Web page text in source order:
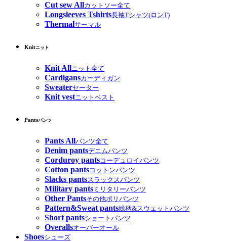
Cut sew Allカットソー全て
Longsleeves Tshirts長袖Tシャツ(ロンT)
Thermalサーマル
Knitニット
Knit Allニット全て
Cardigansカーディガン
Sweaterセーター
Knit vestニットベスト
Pantsパンツ
Pants Allパンツ全て
Denim pantsデニムパンツ
Corduroy pantsコーデュロイパンツ
Cotton pantsコットンパンツ
Slacks pantsスラックスパンツ
Military pants ミリタリーパンツ
Other Pantsその他ポリパンツ
Pattern&Sweat pants総柄&スウェットパンツ
Short pantsショートパンツ
Overallsオーバーオール
Shoesシューズ